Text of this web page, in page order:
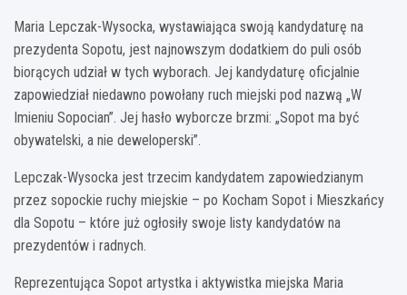
Maria Lepczak-Wysocka, wystawiająca swoją kandydaturę na
prezydenta Sopotu, jest najnowszym dodatkiem do puli osób
biorących udział w tych wyborach. Jej kandydaturę oficjalnie
zapowiedział niedawno powołany ruch miejski pod nazwą „W
Imieniu Sopocian”. Jej hasło wyborcze brzmi: „Sopot ma być
obywatelski, a nie deweloperski”.
Lepczak-Wysocka jest trzecim kandydatem zapowiedzianym
przez sopockie ruchy miejskie – po Kocham Sopot i Mieszkańcy
dla Sopotu – które już ogłosiły swoje listy kandydatów na
prezydentów i radnych.
Reprezentująca Sopot artystka i aktywistka miejska Maria